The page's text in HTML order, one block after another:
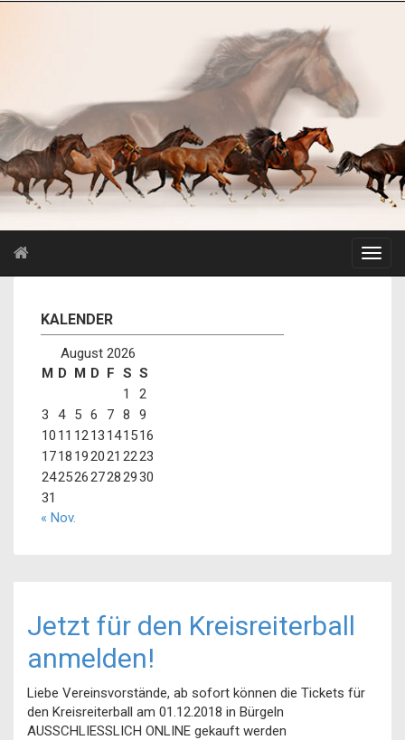
KALENDER
August 2026
M D M D F S S
1
2
3
4 5 6 7 8
9
10 11 1213 141516
1718 192021 2223
24252627282930
31
« Nov.
Jetzt für den Kreisreiterball
anmelden!
Liebe Vereinsvorstände, ab sofort können die Tickets für
den Kreisreiterball am 01.12.2018 in Bürgeln
AUSSCHLIESSLICH ONLINE gekauft werden